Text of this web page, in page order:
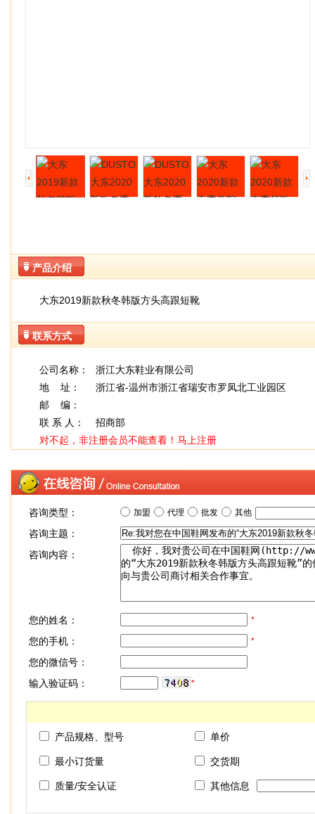
产品介绍
大东2019新款秋冬韩版方头高跟短靴
联系方式
公司名称：
浙江大东鞋业有限公司
地 址：
浙江省-温州市浙江省瑞安市罗凤北工业园区
邮 编：
联 系 人：
招商部
对不起，非注册会员不能查看！ 马上注册
咨询类型： 加盟 代理 批发 其他
咨询主题：
咨询内容：
您的姓名： *
您的手机： *
您的微信号：
输入验证码：
*
产品规格、型号 单价
最小订货量 交货期
质量/安全认证 其他信息